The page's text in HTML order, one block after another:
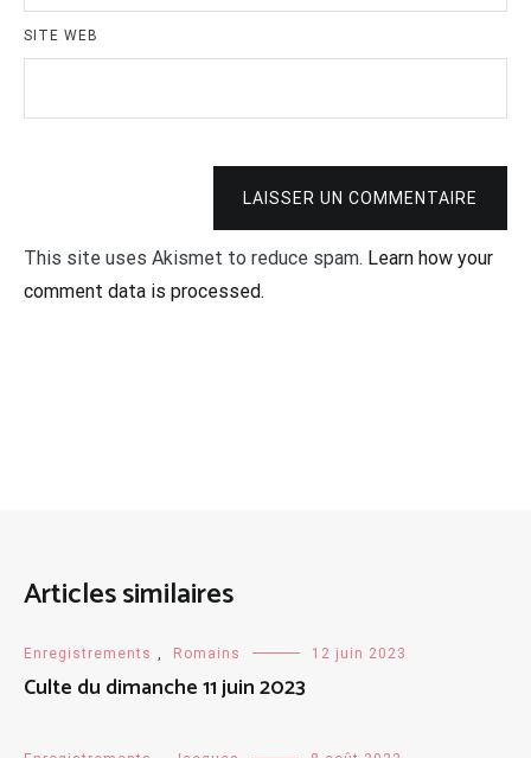
SITE WEB
LAISSER UN COMMENTAIRE
This site uses Akismet to reduce spam. Learn how your
comment data is processed.
Articles similaires
Enregistrements , Romains 12 juin 2023
Culte du dimanche 11 juin 2023